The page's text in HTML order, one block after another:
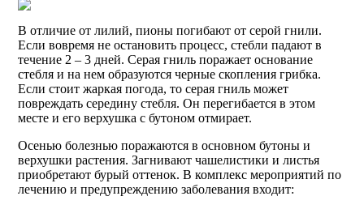
В отличие от лилий, пионы погибают от серой гнили.
Если вовремя не остановить процесс, стебли падают в
течение 2 – 3 дней. Серая гниль поражает основание
стебля и на нем образуются черные скопления грибка.
Если стоит жаркая погода, то серая гниль может
повреждать середину стебля. Он перегибается в этом
месте и его верхушка с бутоном отмирает.
Осенью болезнью поражаются в основном бутоны и
верхушки растения. Загнивают чашелистики и листья
приобретают бурый оттенок. В комплекс мероприятий по
лечению и предупреждению заболевания входит: